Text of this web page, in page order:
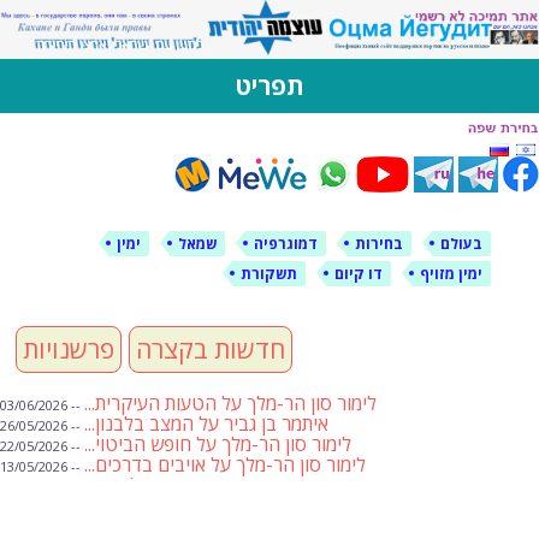
לימין עוצמה יהודית
אתר תמיכה ברוסית ובעברית
תפריט
דילוג
לתוכן
בעולם בחירות דמוגרפיה שמאל
ימין
ימין מזויף
דו קיום תשקורת
פרשנויות חדשות בקצרה
לימור סון הר-מלך על הטעות העיקרית... -- 03/06/2026
איתמר בן גביר על המצב בלבנון... -- 26/05/2026
לימור סון הר-מלך על חופש הביטוי... -- 22/05/2026
לימור סון הר-מלך על אויבים בדרכים... -- 13/05/2026
שבועת אמונים לדעאש